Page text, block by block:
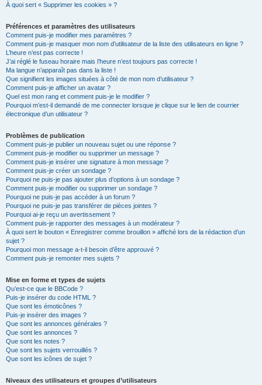
À quoi sert « Supprimer les cookies » ?
Préférences et paramètres des utilisateurs
Comment puis-je modifier mes paramètres ?
Comment puis-je masquer mon nom d’utilisateur de la liste des utilisateurs en ligne ?
L’heure n’est pas correcte !
J’ai réglé le fuseau horaire mais l’heure n’est toujours pas correcte !
Ma langue n’apparaît pas dans la liste !
Que signifient les images situées à côté de mon nom d’utilisateur ?
Comment puis-je afficher un avatar ?
Quel est mon rang et comment puis-je le modifier ?
Pourquoi m’est-il demandé de me connecter lorsque je clique sur le lien de courrier
électronique d’un utilisateur ?
Problèmes de publication
Comment puis-je publier un nouveau sujet ou une réponse ?
Comment puis-je modifier ou supprimer un message ?
Comment puis-je insérer une signature à mon message ?
Comment puis-je créer un sondage ?
Pourquoi ne puis-je pas ajouter plus d’options à un sondage ?
Comment puis-je modifier ou supprimer un sondage ?
Pourquoi ne puis-je pas accéder à un forum ?
Pourquoi ne puis-je pas transférer de pièces jointes ?
Pourquoi ai-je reçu un avertissement ?
Comment puis-je rapporter des messages à un modérateur ?
À quoi sert le bouton « Enregistrer comme brouillon » affiché lors de la rédaction d’un
sujet ?
Pourquoi mon message a-t-il besoin d’être approuvé ?
Comment puis-je remonter mes sujets ?
Mise en forme et types de sujets
Qu’est-ce que le BBCode ?
Puis-je insérer du code HTML ?
Que sont les émoticônes ?
Puis-je insérer des images ?
Que sont les annonces générales ?
Que sont les annonces ?
Que sont les notes ?
Que sont les sujets verrouillés ?
Que sont les icônes de sujet ?
Niveaux des utilisateurs et groupes d’utilisateurs